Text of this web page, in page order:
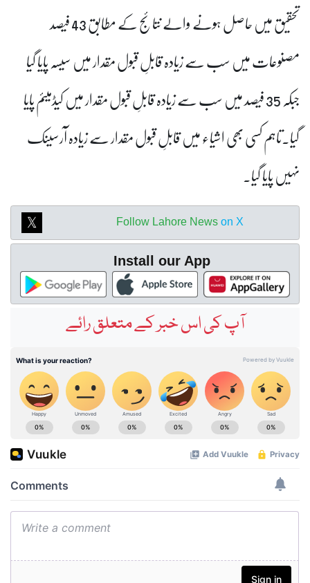
تحقیق میں حاصل ہونے والے نتائج کے مطابق 43 فیصد
مصنوعات میں سب سے زیادہ قابلِ قبول مقدار میں سیسہ پایا گیا
جبکہ 35 فیصد میں سب سے زیادہ قابلِ قبول مقدار میں کیڈمیئم پایا
گیا۔تاہم کسی بھی اشیاء میں قابلِ قبول مقدار سے زیادہ آرسینک
نہیں پایا گیا۔
Follow Lahore News on X
Install our App
آپ کی اس خبر کے متعلق رائے